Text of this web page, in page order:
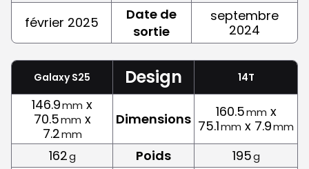
février 2025
Date de
sortie
septembre
2024
Galaxy S25 Design 14T
146.9mm x
70.5mm x
7.2mm
Dimensions 160.5mm x
75.1mm x 7.9mm
162g Poids 195g